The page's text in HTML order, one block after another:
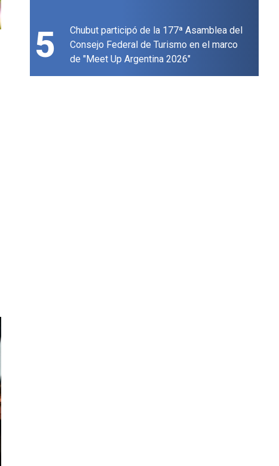
5
Chubut participó de la 177ª Asamblea del
Consejo Federal de Turismo en el marco
de "Meet Up Argentina 2026"